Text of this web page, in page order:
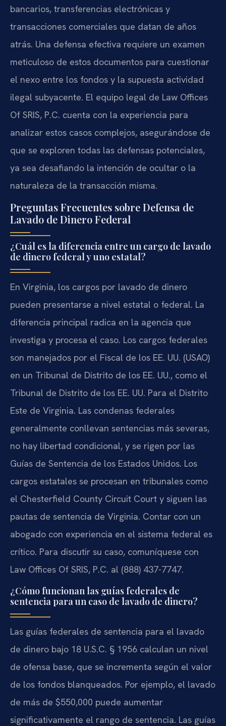
bancarios, transferencias electrónicas y
transacciones comerciales que datan de años
atrás. Una defensa efectiva requiere un examen
meticuloso de estos documentos para cuestionar
el nexo entre los fondos y la supuesta actividad
ilegal subyacente. El equipo legal de Law Offices
Of SRIS, P.C. cuenta con la experiencia para
analizar estos casos complejos, asegurándose de
que se exploren todas las defensas potenciales,
ya sea desafiando la intención de ocultar o la
naturaleza de la transacción misma.
Preguntas Frecuentes sobre Defensa de
Lavado de Dinero Federal
¿Cuál es la diferencia entre un cargo de lavado
de dinero federal y uno estatal?
En Virginia, los cargos por lavado de dinero
pueden presentarse a nivel estatal o federal. La
diferencia principal radica en la agencia que
investiga y procesa el caso. Los cargos federales
son manejados por el Fiscal de los EE. UU. (USAO)
en un Tribunal de Distrito de los EE. UU., como el
Tribunal de Distrito de los EE. UU. Para el Distrito
Este de Virginia. Las condenas federales
generalmente conllevan sentencias más severas,
no hay libertad condicional, y se rigen por las
Guías de Sentencia de los Estados Unidos. Los
cargos estatales se procesan en tribunales como
el Chesterfield County Circuit Court y siguen las
pautas de sentencia de Virginia. Contar con un
abogado con experiencia en el sistema federal es
crítico. Para discutir su caso, comuníquese con
Law Offices Of SRIS, P.C. al (888) 437-7747.
¿Cómo funcionan las guías federales de
sentencia para un caso de lavado de dinero?
Las guías federales de sentencia para el lavado
de dinero bajo 18 U.S.C. § 1956 calculan un nivel
de ofensa base, que se incrementa según el valor
de los fondos blanqueados. Por ejemplo, el lavado
de más de $550,000 puede aumentar
significativamente el rango de sentencia. Las guías